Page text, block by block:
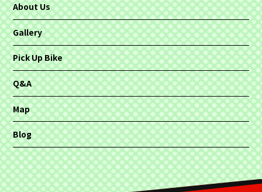
About Us
Gallery
Pick Up Bike
Q&A
Map
Blog